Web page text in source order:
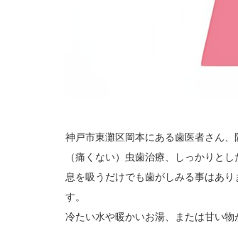
神戸市東灘区岡本にある歯医者さん
（痛くない）虫歯治療、しっかりと
息を吸うだけでも歯がしみる事はあ
す。
冷たい水や暖かいお湯、または甘い